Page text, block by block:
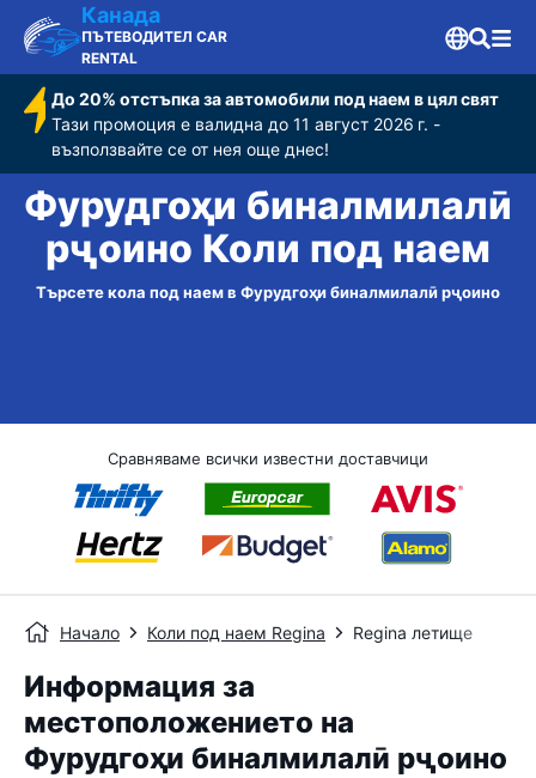
Канада
ПЪТЕВОДИТЕЛ CAR
RENTAL
До 20% отстъпка за автомобили под наем в цял свят
Тази промоция е валидна до 11 август 2026 г. -
възползвайте се от нея още днес!
Фурудгоҳи бин‌алмилалӣ
рҷоино Коли под наем
Търсете кола под наем в Фурудгоҳи бин‌алмилалӣ рҷоино
Сравняваме всички известни доставчици
Начало Коли под наем Regina Regina летище
Информация за
местоположението на
Фурудгоҳи бин‌алмилалӣ рҷоино